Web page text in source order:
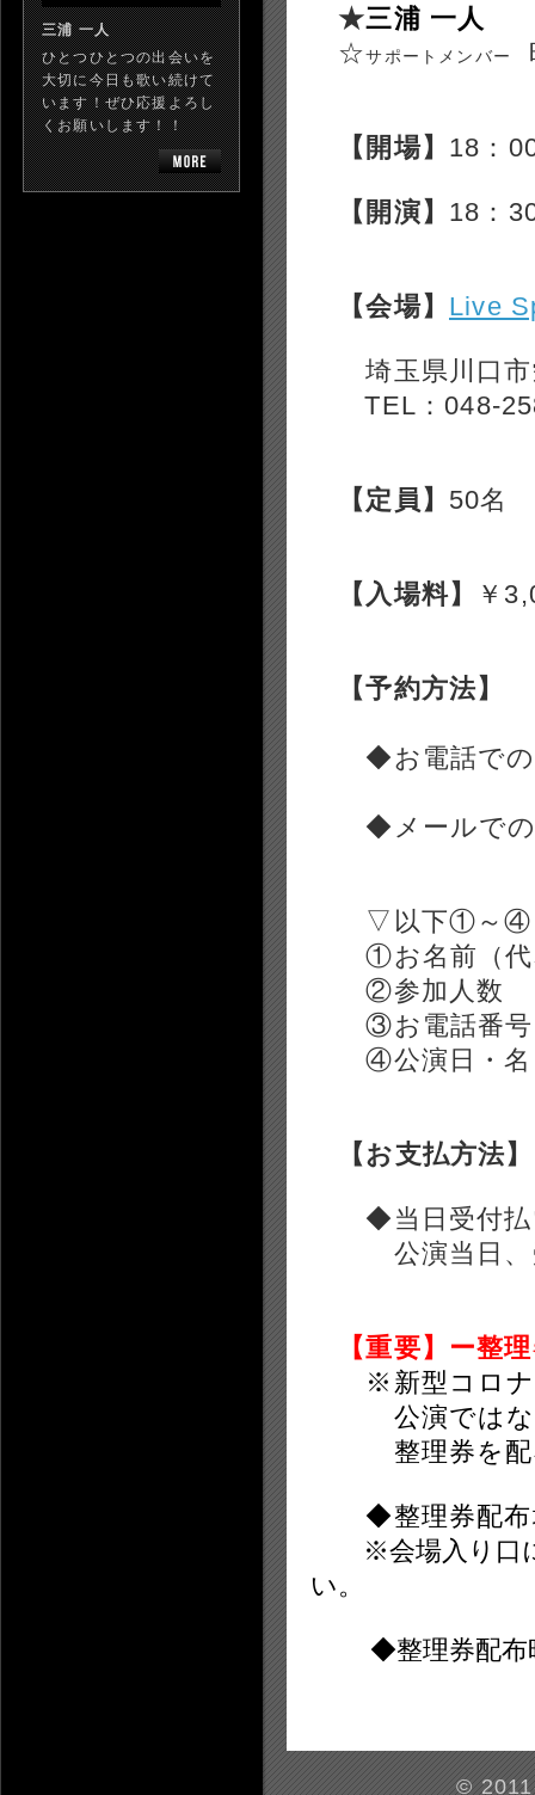
三浦 一人
ひとつひとつの出会いを
大切に今日も歌い続けて
います！ぜひ応援よろし
くお願いします！！
★三浦 一人
☆サポートメンバー
【開場】 18：
【開演】 18：
【会場】 Live
埼玉県川口市
TEL：048-
【定員】 50名
【入場料】 ￥
【予約方法】
◆お電話での
◆メールでの
▽以下①～④を
①お名前（代
②参加人数
③お電話番号
④公演日・名
【お支払方法】
◆当日受付払
公演当日、受
【重要】ー整
※新型コロナウ
公演ではなる
整理券を配布
◆整理券配布
※会場入り口に
い。
◆整理券配布
©